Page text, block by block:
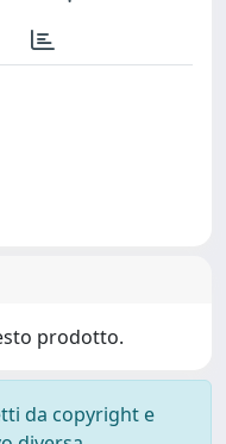
prodotto.
da copyright e